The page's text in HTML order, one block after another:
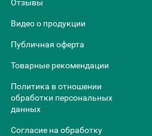
Отзывы
Видео о продукции
Публичная оферта
Товарные рекомендации
Политика в отношении
обработки персональных
данных
Согласие на обработку